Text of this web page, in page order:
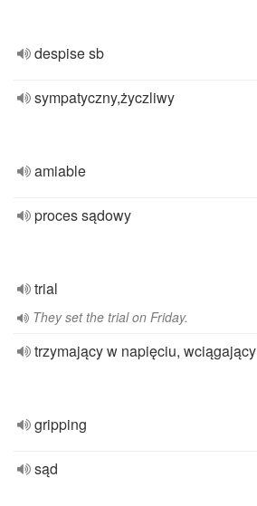
despise sb
sympatyczny,życzliwy
amiable
proces sądowy
trial
They set the trial on Friday.
trzymający w napięciu, wciągający
gripping
sąd